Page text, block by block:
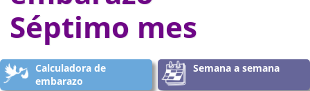
Séptimo mes
Calculadora de
embarazo
Semana a semana